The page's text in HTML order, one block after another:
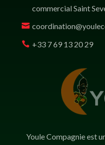
Youle Compagnie est
commercial Saint
+33 7 69 13 20 29